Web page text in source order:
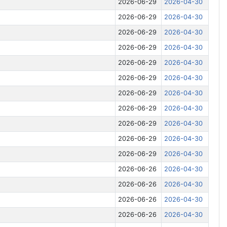
2026-06-29 2026-04-30
2026-06-29 2026-04-30
2026-06-29 2026-04-30
2026-06-29 2026-04-30
2026-06-29 2026-04-30
2026-06-29 2026-04-30
2026-06-29 2026-04-30
2026-06-29 2026-04-30
2026-06-29 2026-04-30
2026-06-29 2026-04-30
2026-06-29 2026-04-30
2026-06-26 2026-04-30
2026-06-26 2026-04-30
2026-06-26 2026-04-30
2026-06-26 2026-04-30